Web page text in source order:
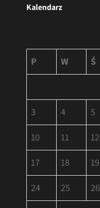
Kalendarz
P W Ś
3 4 5
10 11 12
17 18 19
24 25 26